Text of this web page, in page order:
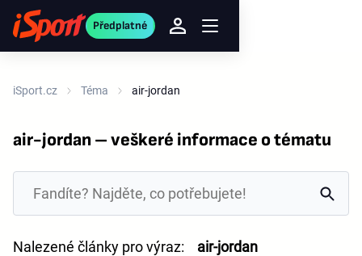
Předplatné
iSport.cz Téma air-jordan
air-jordan – veškeré informace o tématu
Nalezené články pro výraz: air-jordan